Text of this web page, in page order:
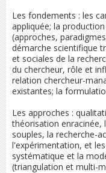
Les fondements : les
appliquée; la
(approches,
démarche scientifique
et sociales de la
du chercheur, rôle et
relation chercheur-
existantes; la
Les approches :
théorisation enracinée,
souples, la recherche-
l'expérimentation, et
systématique et la
(triangulation et multi-